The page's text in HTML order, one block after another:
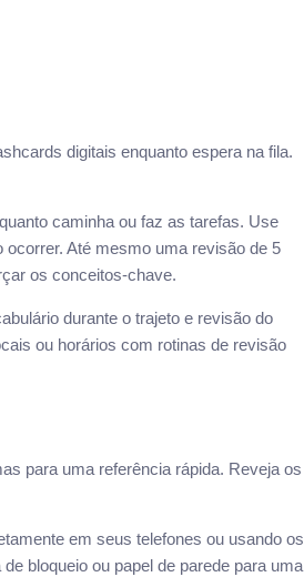
digitais enquanto espera na fila.
caminha ou faz as tarefas. Use
Até mesmo uma revisão de 5
os conceitos-chave.
durante o trajeto e revisão do
ou horários com rotinas de revisão
para uma referência rápida. Reveja os
em seus telefones ou usando os
bloqueio ou papel de parede para uma